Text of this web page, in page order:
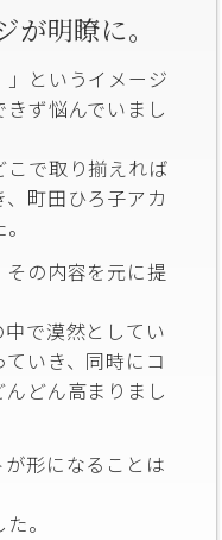
が明瞭に。
」というイメージ
ず悩んでいまし
こで取り揃えれば
町田ひろ子アカ
その内容を元に提
で漠然としてい
いき、同時にコ
どん高まりまし
形になることは
。